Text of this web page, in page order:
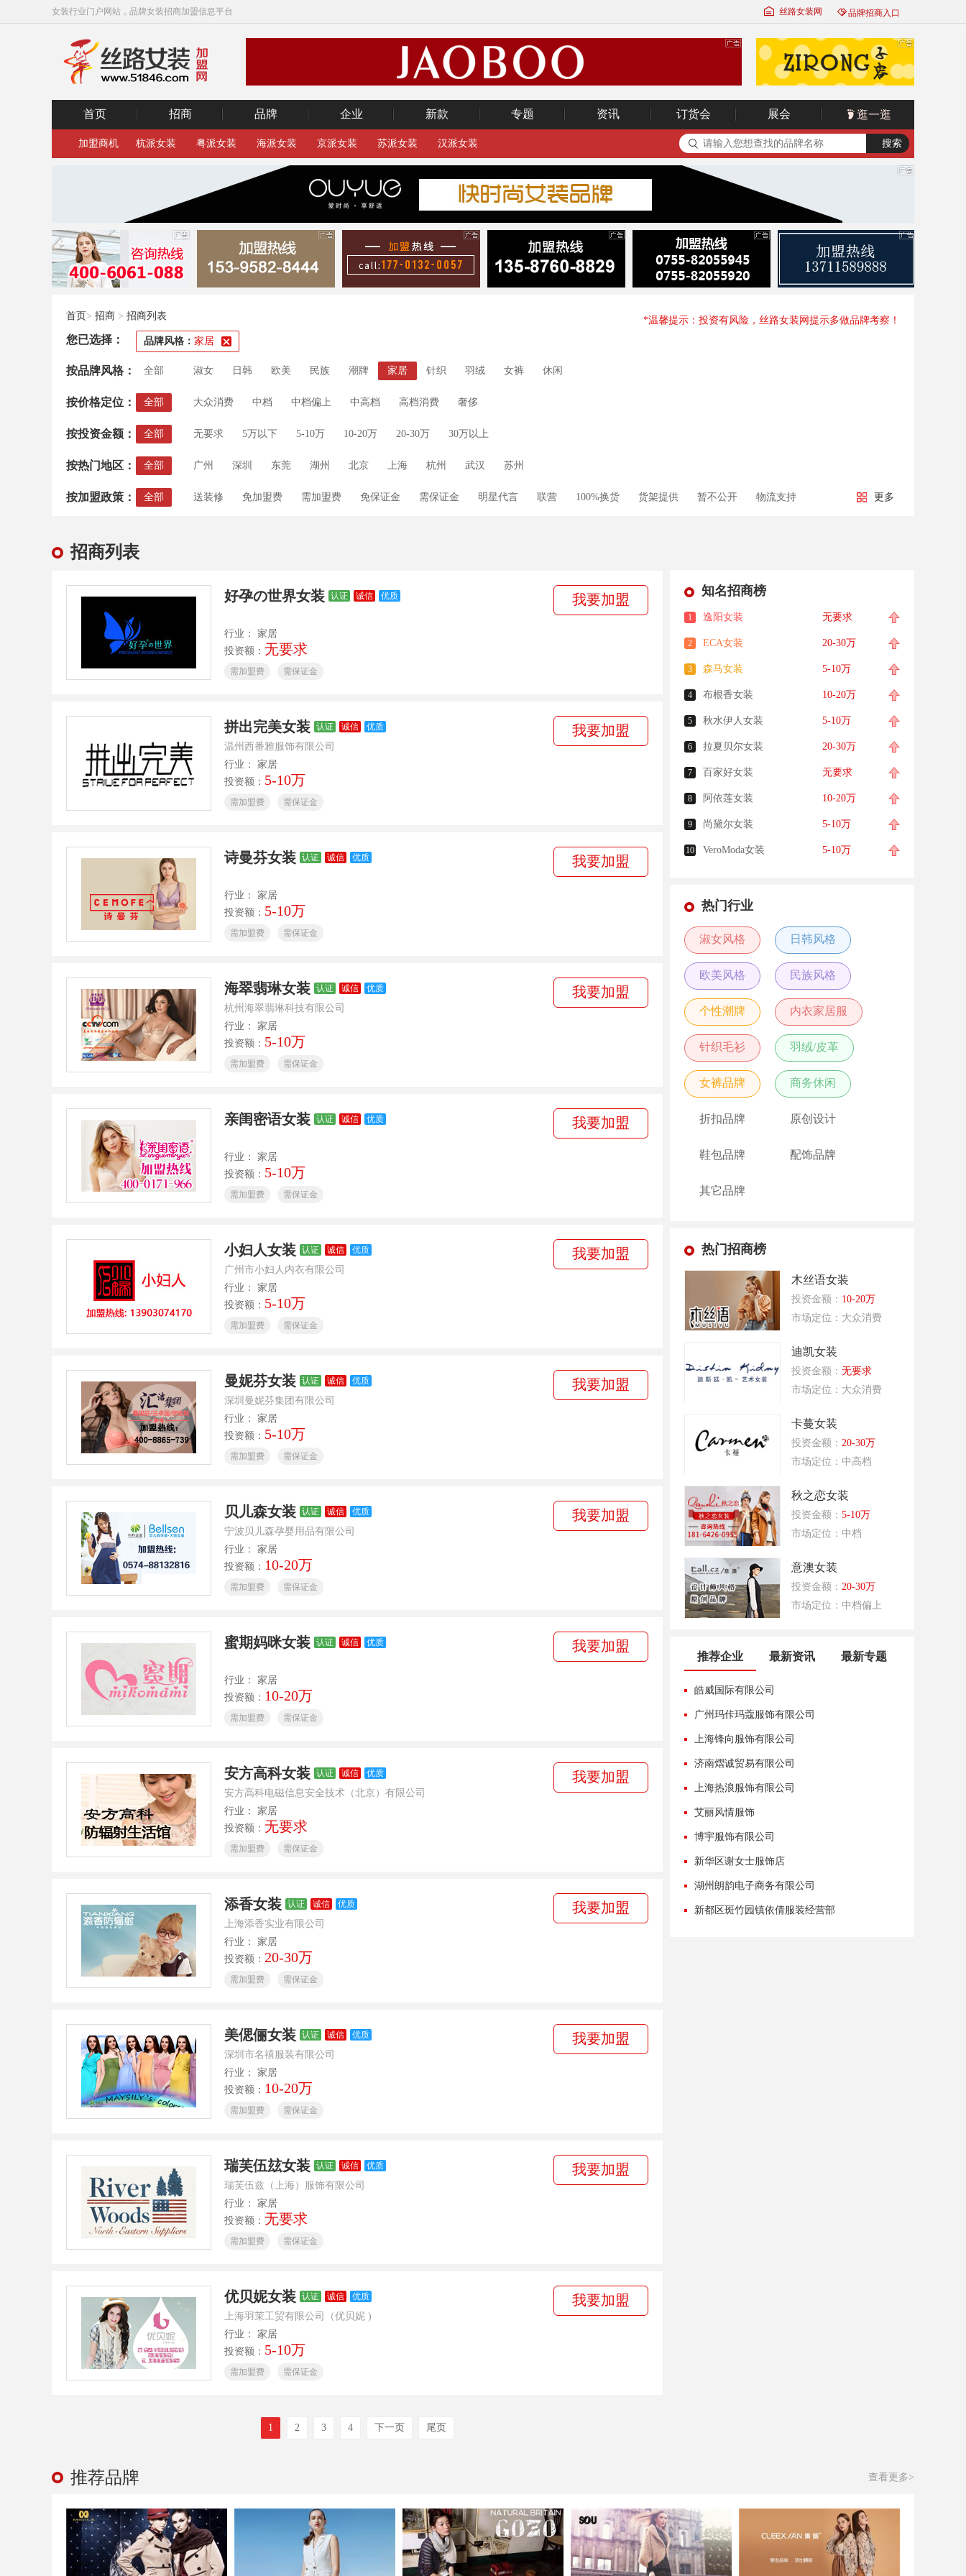
女装行业门户网站，品牌女装招商加盟信息平台 丝路女装网 品牌招商入口
首页 招商 品牌 企业 新款 专题 资讯 订货会 展会 逛一逛
加盟商机 杭派女装 粤派女装 海派女装 京派女装 苏派女装 汉派女装
首页> 招商 > 招商列表 *温馨提示：投资有风险，丝路女装网提示多做品牌考察！
您已选择： 品牌风格： 家居
按品牌风格： 全部 淑女 日韩 欧美 民族 潮牌 家居 针织 羽绒 女裤 休闲
按价格定位： 全部 大众消费 中档 中档偏上 中高档 高档消费 奢侈
按投资金额： 全部 无要求 5万以下 5-10万 10-20万 20-30万 30万以上
按热门地区： 全部 广州 深圳 东莞 湖州 北京 上海 杭州 武汉 苏州
按加盟政策： 全部 送装修 免加盟费 需加盟费 免保证金 需保证金 明星代言 联营 100%换货 货架提供 暂不公开 物流支持 更多
招商列表
好孕の世界女装 认证 诚信 优质 我要加盟
行业： 家居
投资额： 无要求
需加盟费 需保证金
拼出完美女装 认证 诚信 优质
温州西番雅服饰有限公司
我要加盟
行业： 家居
投资额： 5-10万
需加盟费 需保证金
诗曼芬女装 认证 诚信 优质 我要加盟
行业： 家居
投资额： 5-10万
需加盟费 需保证金
海翠翡琳女装 认证 诚信 优质
杭州海翠翡琳科技有限公司
我要加盟
行业： 家居
投资额： 5-10万
需加盟费 需保证金
亲闺密语女装 认证 诚信 优质 我要加盟
行业： 家居
投资额： 5-10万
需加盟费 需保证金
小妇人女装 认证 诚信 优质
广州市小妇人内衣有限公司
我要加盟
行业： 家居
投资额： 5-10万
需加盟费 需保证金
曼妮芬女装 认证 诚信 优质
深圳曼妮芬集团有限公司
我要加盟
行业： 家居
投资额： 5-10万
需加盟费 需保证金
贝儿森女装 认证 诚信 优质
宁波贝儿森孕婴用品有限公司
我要加盟
行业： 家居
投资额： 10-20万
需加盟费 需保证金
蜜期妈咪女装 认证 诚信 优质 我要加盟
行业： 家居
投资额： 10-20万
需加盟费 需保证金
安方高科女装 认证 诚信 优质
安方高科电磁信息安全技术（北京）有限公司
我要加盟
行业： 家居
投资额： 无要求
需加盟费 需保证金
添香女装 认证 诚信 优质
上海添香实业有限公司
我要加盟
行业： 家居
投资额： 20-30万
需加盟费 需保证金
美偲俪女装 认证 诚信 优质
深圳市名禧服装有限公司
我要加盟
行业： 家居
投资额： 10-20万
需加盟费 需保证金
瑞芙伍玆女装 认证 诚信 优质
瑞芙伍兹（上海）服饰有限公司
我要加盟
行业： 家居
投资额： 无要求
需加盟费 需保证金
优贝妮女装 认证 诚信 优质
上海羽茉工贸有限公司（优贝妮 )
我要加盟
行业： 家居
投资额： 5-10万
需加盟费 需保证金
1 2 3 4 下一页 尾页
知名招商榜
1 逸阳女装 无要求
2 ECA女装 20-30万
3 森马女装 5-10万
4 布根香女装 10-20万
5 秋水伊人女装 5-10万
6 拉夏贝尔女装 20-30万
7 百家好女装 无要求
8 阿依莲女装 10-20万
9 尚黛尔女装 5-10万
10 VeroModa女装 5-10万
热门行业
淑女风格 日韩风格
欧美风格 民族风格
个性潮牌 内衣家居服
针织毛衫 羽绒/皮革
女裤品牌 商务休闲
折扣品牌 原创设计
鞋包品牌 配饰品牌
其它品牌
热门招商榜
木丝语女装
投资金额： 10-20万
市场定位：大众消费
迪凯女装
投资金额： 无要求
市场定位：大众消费
卡蔓女装
投资金额： 20-30万
市场定位：中高档
秋之恋女装
投资金额： 5-10万
市场定位：中档
意澳女装
投资金额： 20-30万
市场定位：中档偏上
推荐企业 最新资讯 最新专题
皓威国际有限公司
广州玛佧玛蔻服饰有限公司
上海锋向服饰有限公司
济南熠诚贸易有限公司
上海热浪服饰有限公司
艾丽风情服饰
博宇服饰有限公司
新华区谢女士服饰店
湖州朗韵电子商务有限公司
新都区斑竹园镇依倩服装经营部
推荐品牌 查看更多>